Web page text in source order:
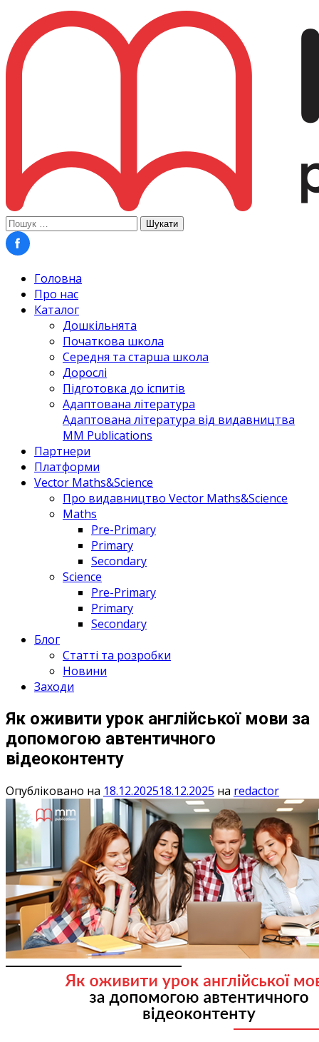
Пошук:
Головна
Про нас
Каталог
Дошкільнята
Початкова школа
Середня та старша школа
Дорослі
Підготовка до іспитів
Адаптована література
Адаптована література від видавництва
MM Publications
Партнери
Платформи
Vector Maths&Science
Про видавництво Vector Maths&Science
Maths
Pre-Primary
Primary
Secondary
Science
Pre-Primary
Primary
Secondary
Блог
Статті та розробки
Новини
Заходи
Як оживити урок англійської мови за
допомогою автентичного
відеоконтенту
Опубліковано на 18.12.202518.12.2025 на redactor